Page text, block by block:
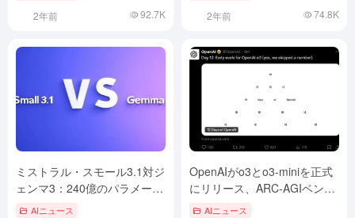
2年前 92.7K 2年前 74.8K
ミストラル・スモール3.1対ジ
ェンマ3：240億のパラメータ
は270億に挑戦できるか？
AIニュース
OpenAIがo3とo3-miniを正式
にリリース、ARC-AGIベンチ
マークを破った最初のAIモデ
AIニュース